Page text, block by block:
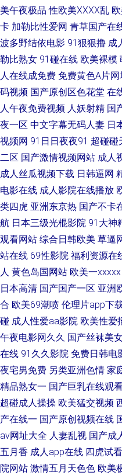
区 天堂网wwwaa 午夜av电影院
洲人成小说网站 18禁老司机福利
碰97在线播放 成人α在线 岛国黄
璐 性爱福利视频 亚洲色图另类
熟妇露脸 91影片 91网站网址 91
交视频 www日本色色 欧美激情亚
在线论坛 99爱偷拍 97碰人人操 av
天ab AV黄色强奸影院 超碰国产在
人午夜 午夜精品久久 www黄
类欧美人l 欧美成人社区论坛 欧美
视频网站 五月花无码 午夜激情
香蕉伊人网 av资源网站搜索 超碰
麻豆传媒吴梦梦 欧美精品爱爱 午
碰啪啪在线 久久天堂影院 伦理资
码3级片 在线色日本 91高清无码
美午夜极品 性欧美ⅩⅩⅩⅩ乱
卡 加勒比性爱网 青草国产在
波多野结依电影 91狠狠撸 成
勒比熟女 91碰在线 欧美裸模
人在线成免费 免费黄色A片网
码视频 国产原创区色花堂 在
人午夜免费视频 人妖射精 国
夜一区 中文字幕无码人妻 日
视频网 91日日夜夜91 超碰碰
二区 国产激情视频网站 成人
成人丝瓜视频下载 日韩逼网
电影在线 成人影院在线播放
类四虎 亚洲东京热 国产不卡
航 日本三级光棍影院 91大神
观看网站 综合日韩欧美 草逼
站在线 69性影院 福利资源在
人 黄色岛国网站 欧美一xxxxx
日本高清 国产国产一区 亚洲
合 欧美69潮喷 伦理片app下
碰 成人性爱aa影院 欧美性爱
午夜电影网久久 国产丝袜美
在线 91久久影院 免费日韩电
夜宅男免费 另类亚洲色情 家
精品熟女一 国产巨乳在线观
超碰成人操操 欧美猛交视频
产在线一 国产原创视频在线
av网址大全 人妻乱视 国产成
五月香 成人app在线 四虎试看
院网站 激情五月天色色 欧美